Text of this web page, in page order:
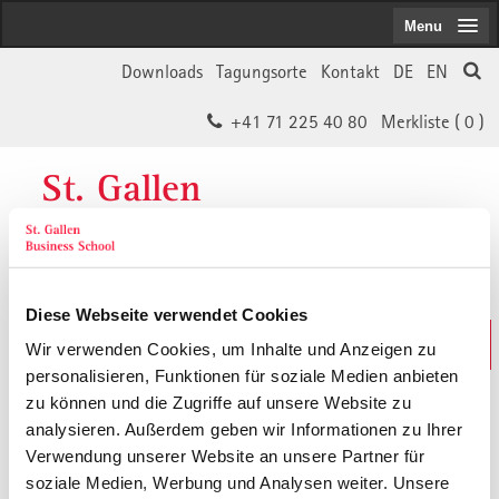
Diese Webseite verwendet Cookies
Wir verwenden Cookies, um Inhalte und Anzeigen zu
personalisieren, Funktionen für soziale Medien anbieten
zu können und die Zugriffe auf unsere Website zu
analysieren. Außerdem geben wir Informationen zu Ihrer
Verwendung unserer Website an unsere Partner für
soziale Medien, Werbung und Analysen weiter. Unsere
EN
DE
Kontakt
Tagungsorte
Downloads
Merkliste ( 0 )
+41 71 225 40 80
St. Gallen
Business School
Weiterbildungs-Suche
In 30 Sekunden das Passende finden
Menu
Der von Ihnen gesuchte Inhalt ist